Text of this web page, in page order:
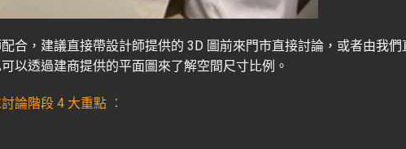
合，建議直接帶設計師提供的 3D 圖前來門市直接討論，或者由我
以透過建商提供的平面圖來了解空間尺寸比例。
論階段 4 大重點 ：